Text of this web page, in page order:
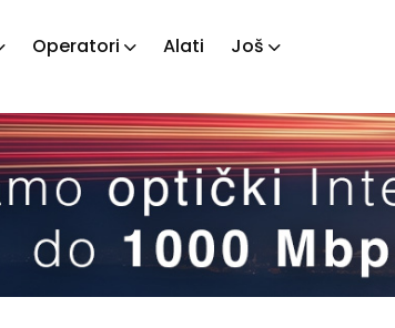
Operatori Alati Još